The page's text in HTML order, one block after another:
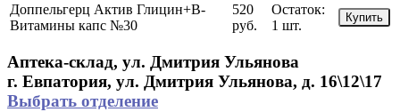
Доппельгерц Актив Глицин+В-
Витамины капс №30
520
руб.
Остаток:
1 шт.
Купить
Аптека-склад, ул. Дмитрия Ульянова
г. Евпатория, ул. Дмитрия Ульянова, д. 16\12\17
Выбрать отделение